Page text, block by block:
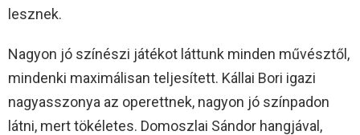
lesznek.
Nagyon jó színészi játékot láttunk minden művésztől,
mindenki maximálisan teljesített. Kállai Bori igazi
nagyasszonya az operettnek, nagyon jó színpadon
látni, mert tökéletes. Domoszlai Sándor hangjával,